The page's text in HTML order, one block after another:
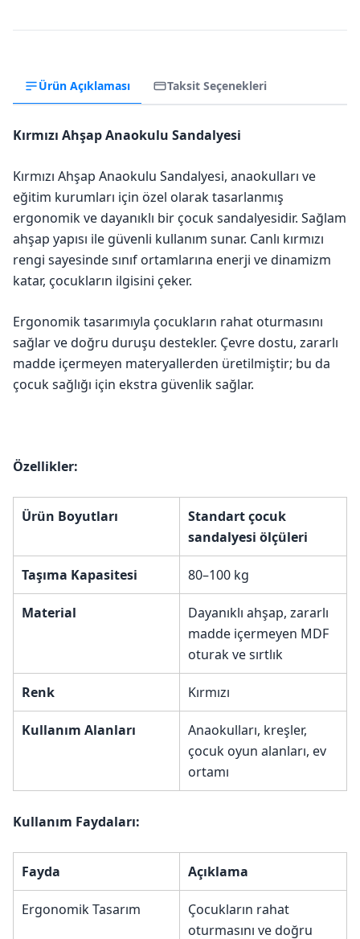
Ürün Açıklaması Taksit Seçenekleri
Kırmızı Ahşap Anaokulu Sandalyesi
Kırmızı Ahşap Anaokulu Sandalyesi, anaokulları ve
eğitim kurumları için özel olarak tasarlanmış
ergonomik ve dayanıklı bir çocuk sandalyesidir. Sağlam
ahşap yapısı ile güvenli kullanım sunar. Canlı kırmızı
rengi sayesinde sınıf ortamlarına enerji ve dinamizm
katar, çocukların ilgisini çeker.
Ergonomik tasarımıyla çocukların rahat oturmasını
sağlar ve doğru duruşu destekler. Çevre dostu, zararlı
madde içermeyen materyallerden üretilmiştir; bu da
çocuk sağlığı için ekstra güvenlik sağlar.
Özellikler:
Ürün Boyutları
Standart çocuk
sandalyesi ölçüleri
Taşıma Kapasitesi 80–100 kg
Material
Dayanıklı ahşap, zararlı
madde içermeyen MDF
oturak ve sırtlık
Renk Kırmızı
Kullanım Alanları
Anaokulları, kreşler,
çocuk oyun alanları, ev
ortamı
Kullanım Faydaları:
Fayda Açıklama
Ergonomik Tasarım
Çocukların rahat
oturmasını ve doğru